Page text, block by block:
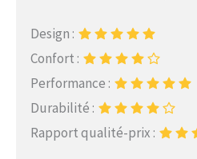
Design :
Confort :
Performance :
Durabilité :
Rapport qualité-prix :